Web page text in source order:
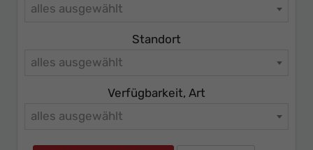
alles ausgewählt
Standort
alles ausgewählt
Verfügbarkeit, Art
alles ausgewählt